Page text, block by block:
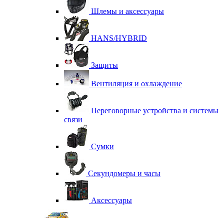
Шлемы и аксессуары
HANS/HYBRID
Защиты
Вентиляция и охлаждение
Переговорные устройства и системы
связи
Сумки
Секундомеры и часы
Аксессуары